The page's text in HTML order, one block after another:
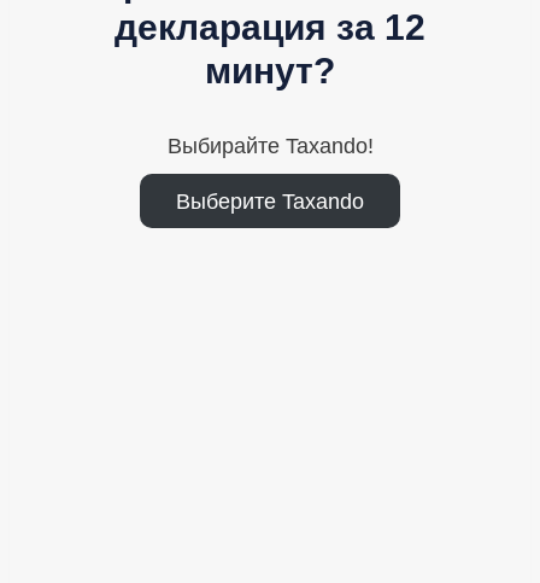
декларация за 12
минут?
Выбирайте Taxando!
Выберите Taxando